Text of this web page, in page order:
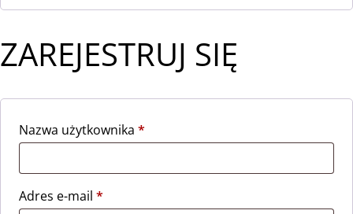
ZAREJESTRUJ SIĘ
Nazwa użytkownika *
Adres e-mail *